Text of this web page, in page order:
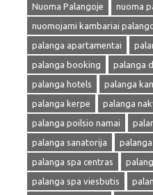
Nuoma Palangoje
nuoma
nuomojami kambariai
palanga apartamentai
palanga booking
palanga
palanga hotels
palanga
palanga kerpe
palanga
palanga poilsio namai
palanga sanatorija
palanga spa centras
palanga spa viesbutis